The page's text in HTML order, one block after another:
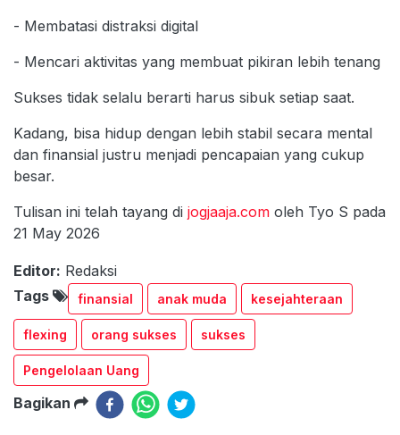
- Membatasi distraksi digital
- Mencari aktivitas yang membuat pikiran lebih tenang
Sukses tidak selalu berarti harus sibuk setiap saat.
Kadang, bisa hidup dengan lebih stabil secara mental
dan finansial justru menjadi pencapaian yang cukup
besar.
Tulisan ini telah tayang di jogjaaja.com oleh Tyo S pada
21 May 2026
Editor: Redaksi
Tags
finansial anak muda kesejahteraan
flexing orang sukses sukses
Pengelolaan Uang
Bagikan